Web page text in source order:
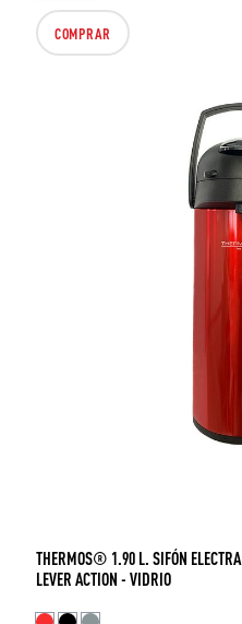
COMPRAR
THERMOS® 1.90 L. SIFÓN ELECTRA
LEVER ACTION - VIDRIO